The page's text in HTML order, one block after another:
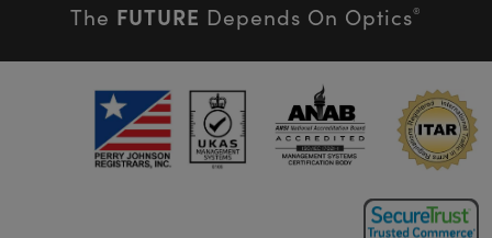
The FUTURE Depends On Optics®